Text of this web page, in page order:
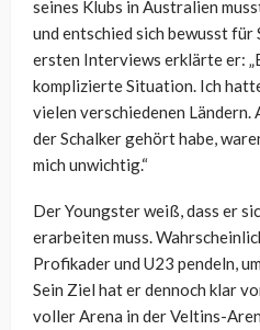
seines Klubs in Australien
und entschied sich bewusst für
ersten Interviews erklärte er:
komplizierte Situation. Ich
vielen verschiedenen Ländern.
der Schalker gehört habe,
mich unwichtig.“
Der Youngster weiß, dass er
erarbeiten muss.
Profikader und U23 pendeln,
Sein Ziel hat er dennoch klar
voller Arena in der Veltins-